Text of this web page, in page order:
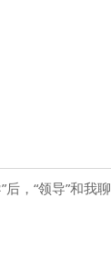
，“领导”和我聊